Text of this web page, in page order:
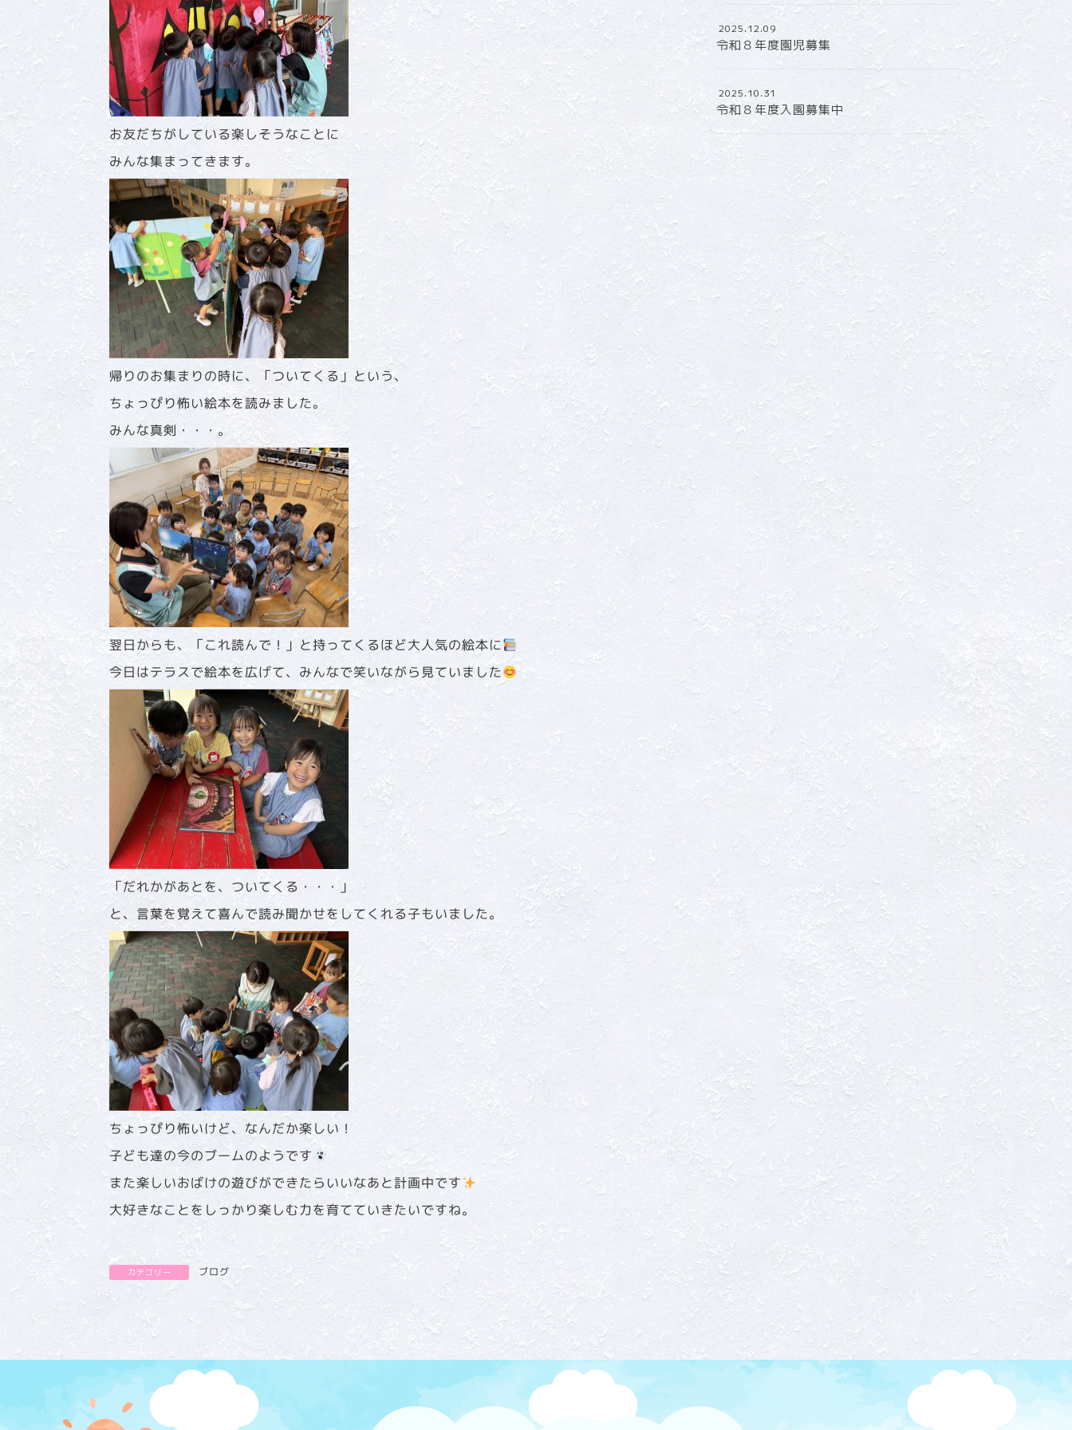
お友だちがしている楽しそうなことに
みんな集まってきます。
帰りのお集まりの時に、「ついてくる」という、
ちょっぴり怖い絵本を読みました。
みんな真剣・・・。
翌日からも、「これ読んで！」と持ってくるほど大人気の絵本に
今日はテラスで絵本を広げて、みんなで笑いながら見ていました
「だれかがあとを、ついてくる・・・」
と、言葉を覚えて喜んで読み聞かせをしてくれる子もいました。
ちょっぴり怖いけど、なんだか楽しい！
子ども達の今のブームのようです
また楽しいおばけの遊びができたらいいなあと計画中です
大好きなことをしっかり楽しむ力を育てていきたいですね。
カテゴリー ブログ
2025.12.09
令和８年度園児募集
2025.10.31
令和８年度入園募集中